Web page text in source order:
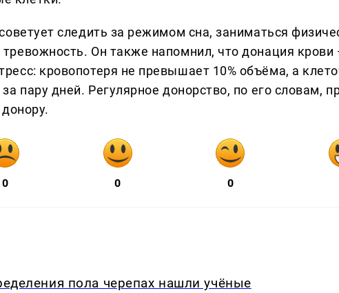
следить за режимом сна, заниматься
Он также напомнил, что донация крови
кровопотеря не превышает 10% объёма, а
пару дней. Регулярное донорство, по его словам,
0 0 0
пола черепах нашли учёные